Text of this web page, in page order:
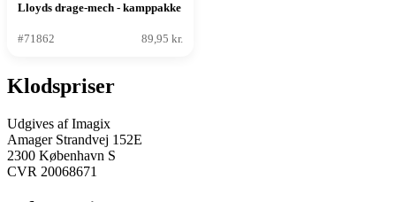
Lloyds drage-mech - kamppakke
#71862 89,95 kr.
Klodspriser
Udgives af Imagix
Amager Strandvej 152E
2300 København S
CVR 20068671